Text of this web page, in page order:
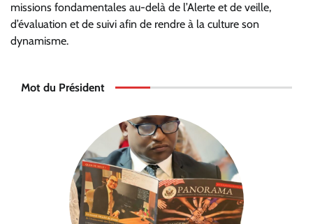
missions fondamentales au-delà de l’Alerte et de veille,
d’évaluation et de suivi afin de rendre à la culture son
dynamisme.
Mot du Président